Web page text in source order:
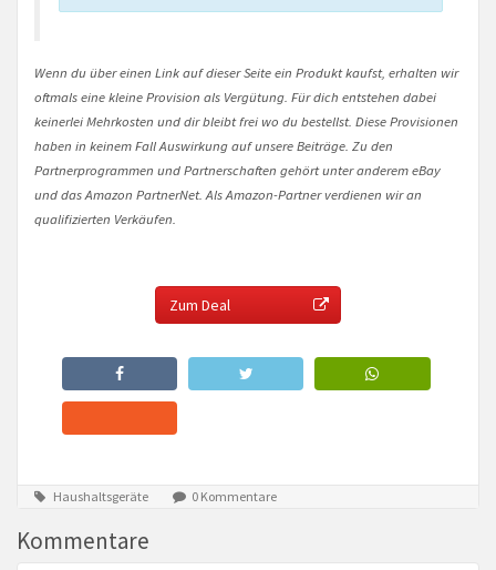
Wenn du über einen Link auf dieser Seite ein Produkt kaufst, erhalten wir
oftmals eine kleine Provision als Vergütung. Für dich entstehen dabei
keinerlei Mehrkosten und dir bleibt frei wo du bestellst. Diese Provisionen
haben in keinem Fall Auswirkung auf unsere Beiträge. Zu den
Partnerprogrammen und Partnerschaften gehört unter anderem eBay
und das Amazon PartnerNet. Als Amazon-Partner verdienen wir an
qualifizierten Verkäufen.
Zum Deal
Haushaltsgeräte 0 Kommentare
Kommentare